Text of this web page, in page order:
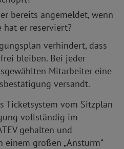
bereits angemeldet, wenn
hat er reserviert?
verhindert, dass
bleiben. Bei jeder
Mitarbeiter eine
versandt.
Ticketsystem vom Sitzplan
vollständig im
gehalten und
großen „Ansturm“